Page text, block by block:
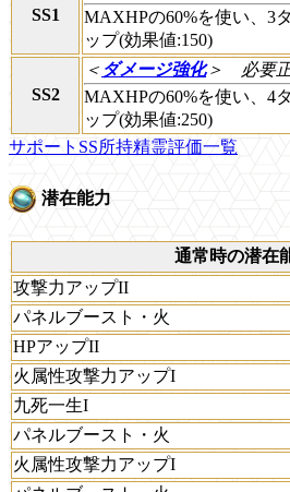
SS1
MAXHPの60%を使い、3
ップ(効果値:150)
SS2
＜ ダメージ強化＞
必要
MAXHPの60%を使い、4
ップ(効果値:250)
サポートSS所持精霊評価一覧
潜在能力
通常時の潜在
攻撃力アップII
パネルブースト・火
HPアップII
火属性攻撃力アップI
九死一生I
パネルブースト・火
火属性攻撃力アップI